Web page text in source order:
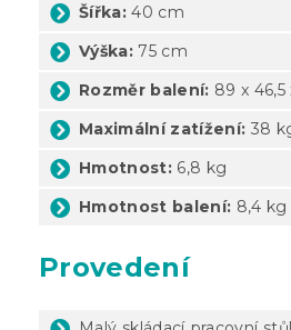
Šířka: 40 cm
Výška: 75 cm
Rozměr balení: 89 x 46,5
Maximální zatížení: 38
Hmotnost: 6,8 kg
Hmotnost balení: 8,4 kg
Provedení